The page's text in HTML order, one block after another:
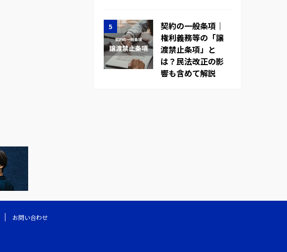
契約の一般条項｜
権利義務等の「譲
渡禁止条項」と
は？民法改正の影
響も含めて解説
お問い合わせ